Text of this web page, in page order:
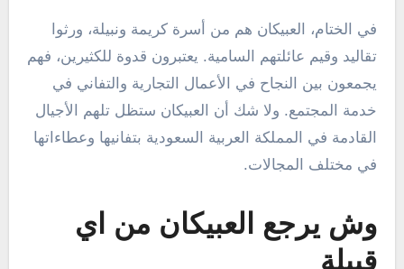
في الختام، العبيكان هم من أسرة كريمة ونبيلة، ورثوا
تقاليد وقيم عائلتهم السامية. يعتبرون قدوة للكثيرين، فهم
يجمعون بين النجاح في الأعمال التجارية والتفاني في
خدمة المجتمع. ولا شك أن العبيكان ستظل تلهم الأجيال
القادمة في المملكة العربية السعودية بتفانيها وعطاءاتها
في مختلف المجالات.
وش يرجع العبيكان من اي
قبيلة